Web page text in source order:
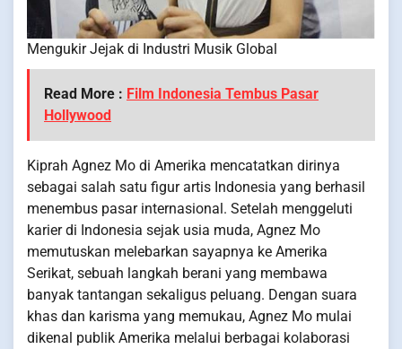
Mengukir Jejak di Industri Musik Global
Read More : Film Indonesia Tembus Pasar
Hollywood
Kiprah Agnez Mo di Amerika mencatatkan dirinya
sebagai salah satu figur artis Indonesia yang berhasil
menembus pasar internasional. Setelah menggeluti
karier di Indonesia sejak usia muda, Agnez Mo
memutuskan melebarkan sayapnya ke Amerika
Serikat, sebuah langkah berani yang membawa
banyak tantangan sekaligus peluang. Dengan suara
khas dan karisma yang memukau, Agnez Mo mulai
dikenal publik Amerika melalui berbagai kolaborasi